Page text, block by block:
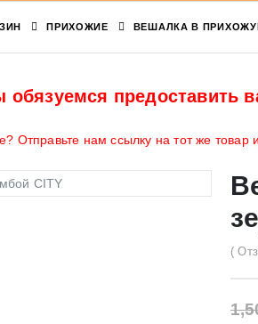
ПРИХОЖИЕ ВЕШАЛКА В
обязуемся предоставить
Отправьте нам ссылку на тот же товар
(